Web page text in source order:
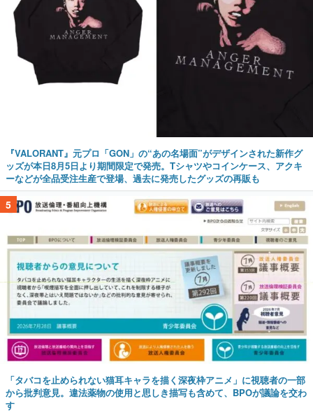
『VALORANT』元プロ「GON」の“あの名場面”がデザインされた新作グ
ッズが本日8月5日より期間限定で発売。Tシャツやコインケース、アクキ
ーなどが全品受注生産で登場、過去に発売したグッズの再販も
5
「タバコを止められない猫耳キャラを描く深夜枠アニメ」に視聴者の一部
から批判意見。違法薬物の使用と思しき描写も含めて、BPOが議論を交わ
す